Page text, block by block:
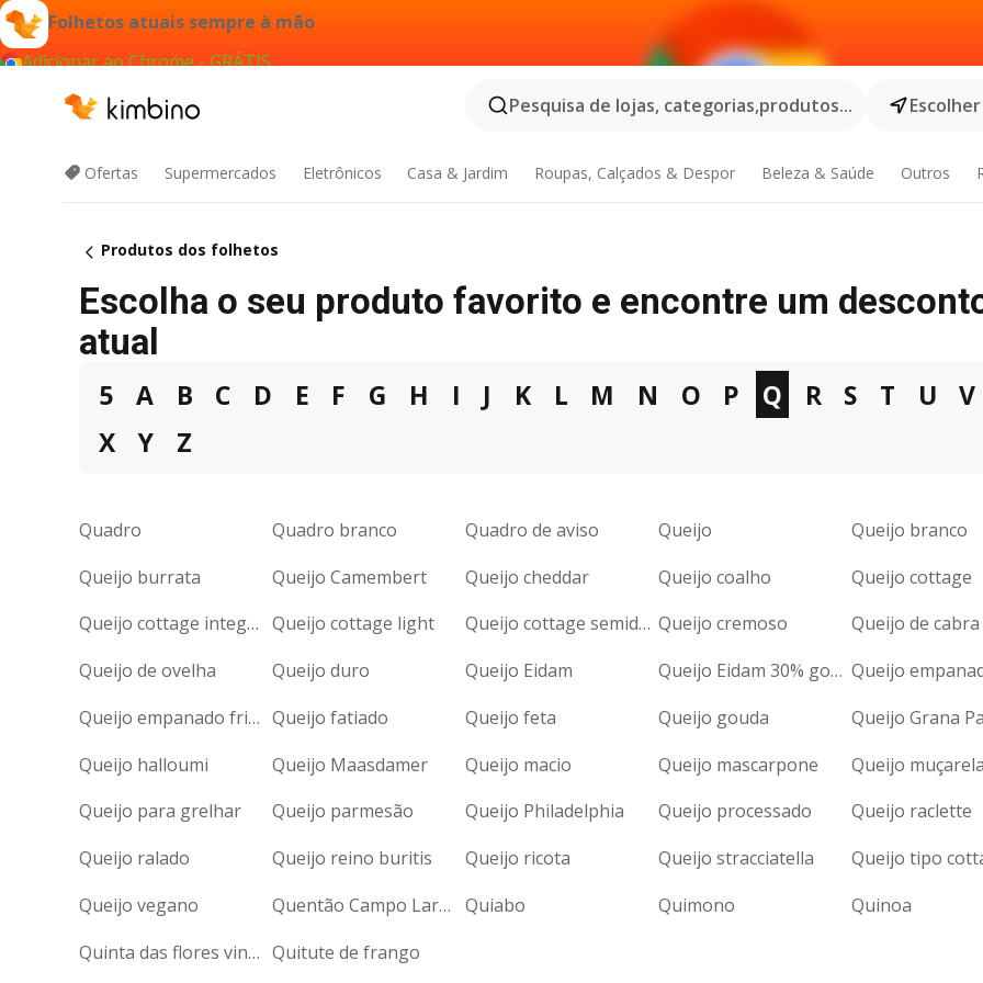
Folhetos atuais sempre à mão
Adicionar ao Chrome - GRÁTIS
Pesquisa de lojas, categorias,produtos...
Ofertas Supermercados Eletrônicos Casa & Jardim Roupas, Calçados & Despor Beleza & Saúde Outros
Produtos dos folhetos
Escolha o seu produto favorito e encontre um
atual
5 A B C D E F G H I J K L M N O P Q R S T U V
X
Y Z
Quadro Quadro branco Quadro de aviso Queijo
Queijo branco
Queijo burrata
Queijo Camembert Queijo cheddar Queijo coalho
Queijo cottage
Queijo cottage integral Queijo cottage light Queijo cottage semidesnatado Queijo cremoso
Queijo de cabra
Queijo de ovelha
Queijo duro Queijo Eidam Queijo Eidam 30% gordura Queijo
Queijo empanado frito Queijo fatiado Queijo feta Queijo gouda
Queijo Grana
Queijo halloumi
Queijo Maasdamer Queijo macio Queijo mascarpone
Queijo muçarela
Queijo para grelhar
Queijo parmesão Queijo Philadelphia Queijo processado
Queijo raclette
Queijo ralado
Queijo reino buritis Queijo ricota Queijo stracciatella
Queijo tipo
Queijo vegano
Quentão Campo Largo Quiabo Quimono
Quinoa
Quinta das flores vinho Quitute de frango